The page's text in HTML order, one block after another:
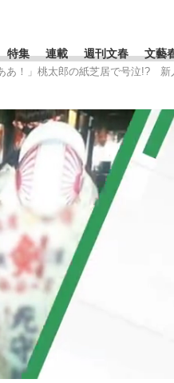
た日本代表監督に...
特集 連載 週刊文春 文藝
ドタグ一覧
#高市早苗 #後藤真希
武
あ！」桃太郎の紙芝居で号泣!? 新